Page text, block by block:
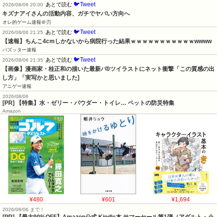
2026/08/06 20:00 あとで読む 🐦Tweet
キズナアイさんの活動内容、ガチでヤバい方向へ
オレ的ゲーム速報＠刃
2026/08/06 21:25 あとで読む 🐦Tweet
【速報】ちんこ4cmしかないから病院行った結果ｗｗｗｗｗｗｗｗｗｗｗwwww
バズッター速報
2026/08/06 21:35 あとで読む 🐦Tweet
【画像】漫画家・桂正和の描いた最新パ0ツイラストにネット衝撃「この質感の出
し方」「実写かと思いました]
アニゲー速報
2026/08/06
[PR] 【特集】水・ゼリー・パウダー・トイレ… ペットの防災特集
Amazon
¥480 ¥601 ¥1,694
2026/08/06 まで！